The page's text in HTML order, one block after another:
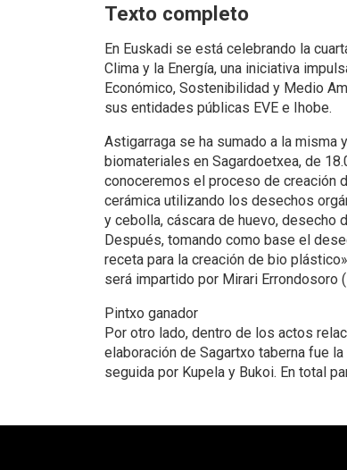
Texto completo
En Euskadi se está celebrando la
Clima y la Energía, una iniciativa
Económico, Sostenibilidad y Medio
sus entidades públicas EVE e Ihobe.
Astigarraga se ha sumado a la misma
biomateriales en Sagardoetxea, de
conoceremos el proceso de creación
cerámica utilizando los desechos
y cebolla, cáscara de huevo, desecho
Después, tomando como base el
receta para la creación de bio
será impartido por Mirari Errondosoro
Pintxo ganador
Por otro lado, dentro de los actos
elaboración de Sagartxo taberna fue
seguida por Kupela y Bukoi. En total